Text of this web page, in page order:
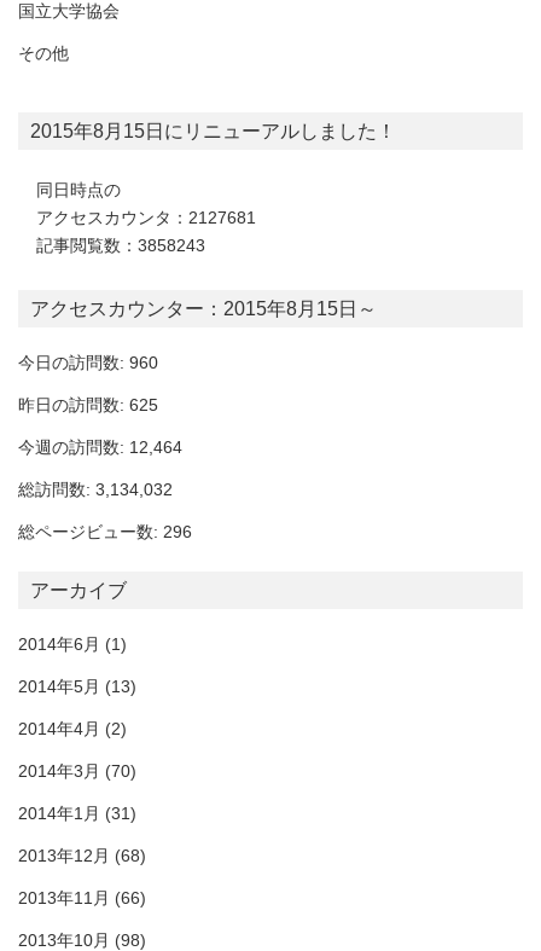
国立大学協会
その他
2015年8月15日にリニューアルしました！
同日時点の
アクセスカウンタ：2127681
記事閲覧数：3858243
アクセスカウンター：2015年8月15日～
今日の訪問数: 960
昨日の訪問数: 625
今週の訪問数: 12,464
総訪問数: 3,134,032
総ページビュー数: 296
アーカイブ
2014年6月 (1)
2014年5月 (13)
2014年4月 (2)
2014年3月 (70)
2014年1月 (31)
2013年12月 (68)
2013年11月 (66)
2013年10月 (98)